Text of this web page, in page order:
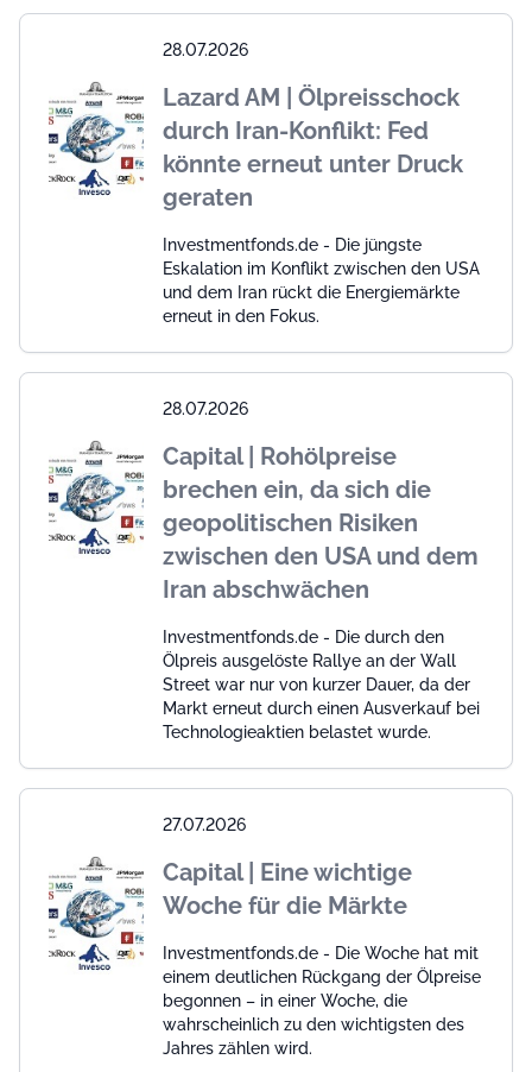
28.07.2026
Lazard AM | Ölpreisschock
durch Iran-Konflikt: Fed
könnte erneut unter Druck
geraten
Investmentfonds.de - Die jüngste
Eskalation im Konflikt zwischen den USA
und dem Iran rückt die Energiemärkte
erneut in den Fokus.
28.07.2026
Capital | Rohölpreise
brechen ein, da sich die
geopolitischen Risiken
zwischen den USA und dem
Iran abschwächen
Investmentfonds.de - Die durch den
Ölpreis ausgelöste Rallye an der Wall
Street war nur von kurzer Dauer, da der
Markt erneut durch einen Ausverkauf bei
Technologieaktien belastet wurde.
27.07.2026
Capital | Eine wichtige
Woche für die Märkte
Investmentfonds.de - Die Woche hat mit
einem deutlichen Rückgang der Ölpreise
begonnen – in einer Woche, die
wahrscheinlich zu den wichtigsten des
Jahres zählen wird.